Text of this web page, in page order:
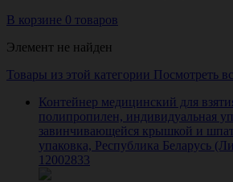
В корзине 0 товаров
Элемент не найден
Товары из этой категории Посмотреть
Контейнер медицинский для
полипропилен, индивидуальная
завинчивающейся крышкой и
упаковка, Республика Беларусь
12002833